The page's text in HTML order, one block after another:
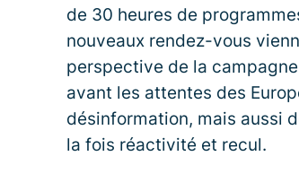
de 30 heures de
nouveaux rendez-vous
perspective de la
avant les attentes des
désinformation, mais aussi
la fois réactivité et recul.